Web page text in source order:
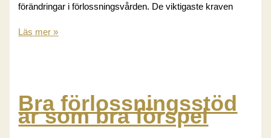
förändringar i förlossningsvården. De viktigaste kraven
Föda
Sweden
GP
Läs mer »
Bra förlossningsstöd
är som bra förspel